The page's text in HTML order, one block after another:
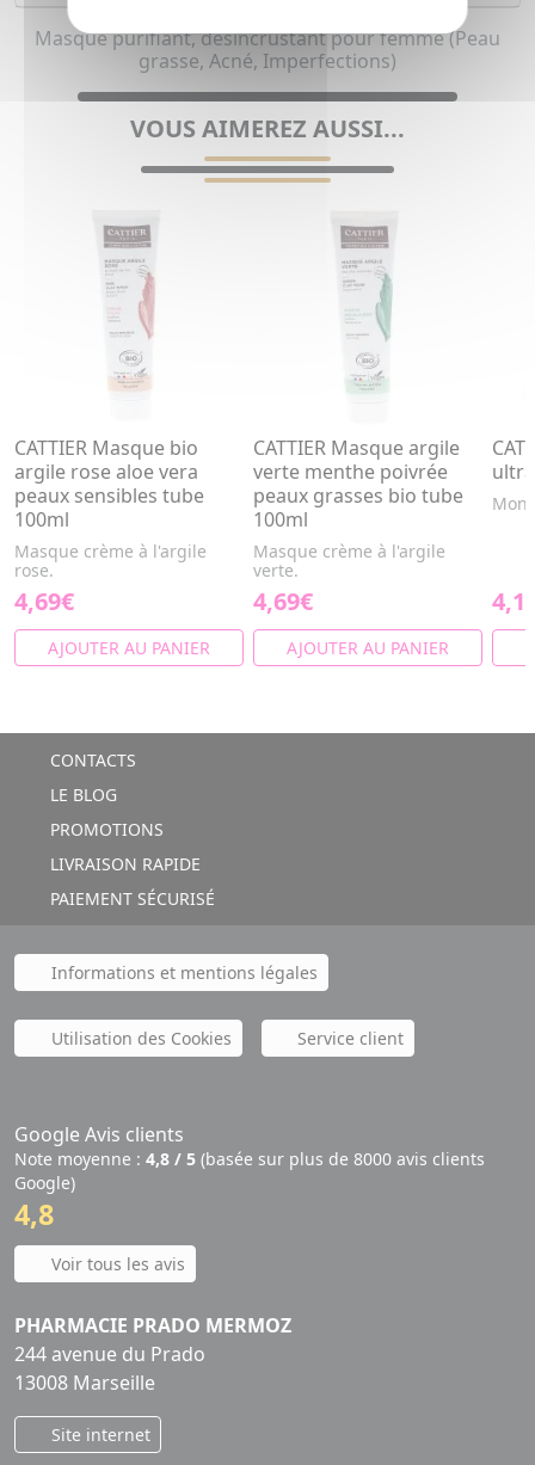
Masque purifiant, désincrustant pour femme (Peau
grasse, Acné, Imperfections)
VOUS AIMEREZ AUSSI...
CATTIER Masque bio
argile rose aloe vera
peaux sensibles tube
100ml
Masque crème à l'argile
rose.
4,69€
AJOUTER AU PANIER
CATTIER Masque argile
verte menthe poivrée
peaux grasses bio tube
100ml
Masque crème à l'argile
verte.
4,69€
AJOUTER AU PANIER
CONTACTS
LE BLOG
PROMOTIONS
LIVRAISON RAPIDE
PAIEMENT SÉCURISÉ
Informations et mentions légales
Utilisation des Cookies Service client
Google Avis clients
Note moyenne : 4,8 / 5 (basée sur plus de 8000 avis clients
Google)
4,8
Voir tous les avis
PHARMACIE PRADO MERMOZ
244 avenue du Prado
13008 Marseille
Site internet